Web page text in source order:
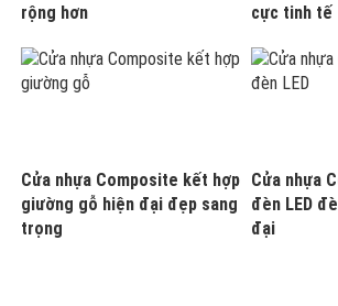
rộng hơn
cực tinh tế
Cửa nhựa Composite kết hợp
giường gỗ hiện đại đẹp sang
trọng
Cửa nhựa
đèn LED
đại